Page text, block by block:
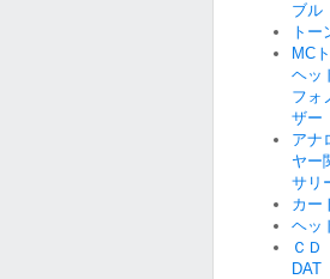
ブル
トー
MC
ヘッ
フォ
ザー
アナ
ヤー
サリ
カー
ヘッ
Ｃ